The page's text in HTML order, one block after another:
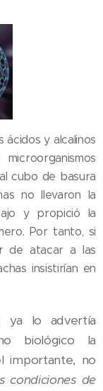
ácidos y alcalinos
cubo de basura
no llevaron la
y propició la
Por tanto, si
de atacar a las
insistirían en
ya lo advertía
biológico la
importante, no
condiciones de